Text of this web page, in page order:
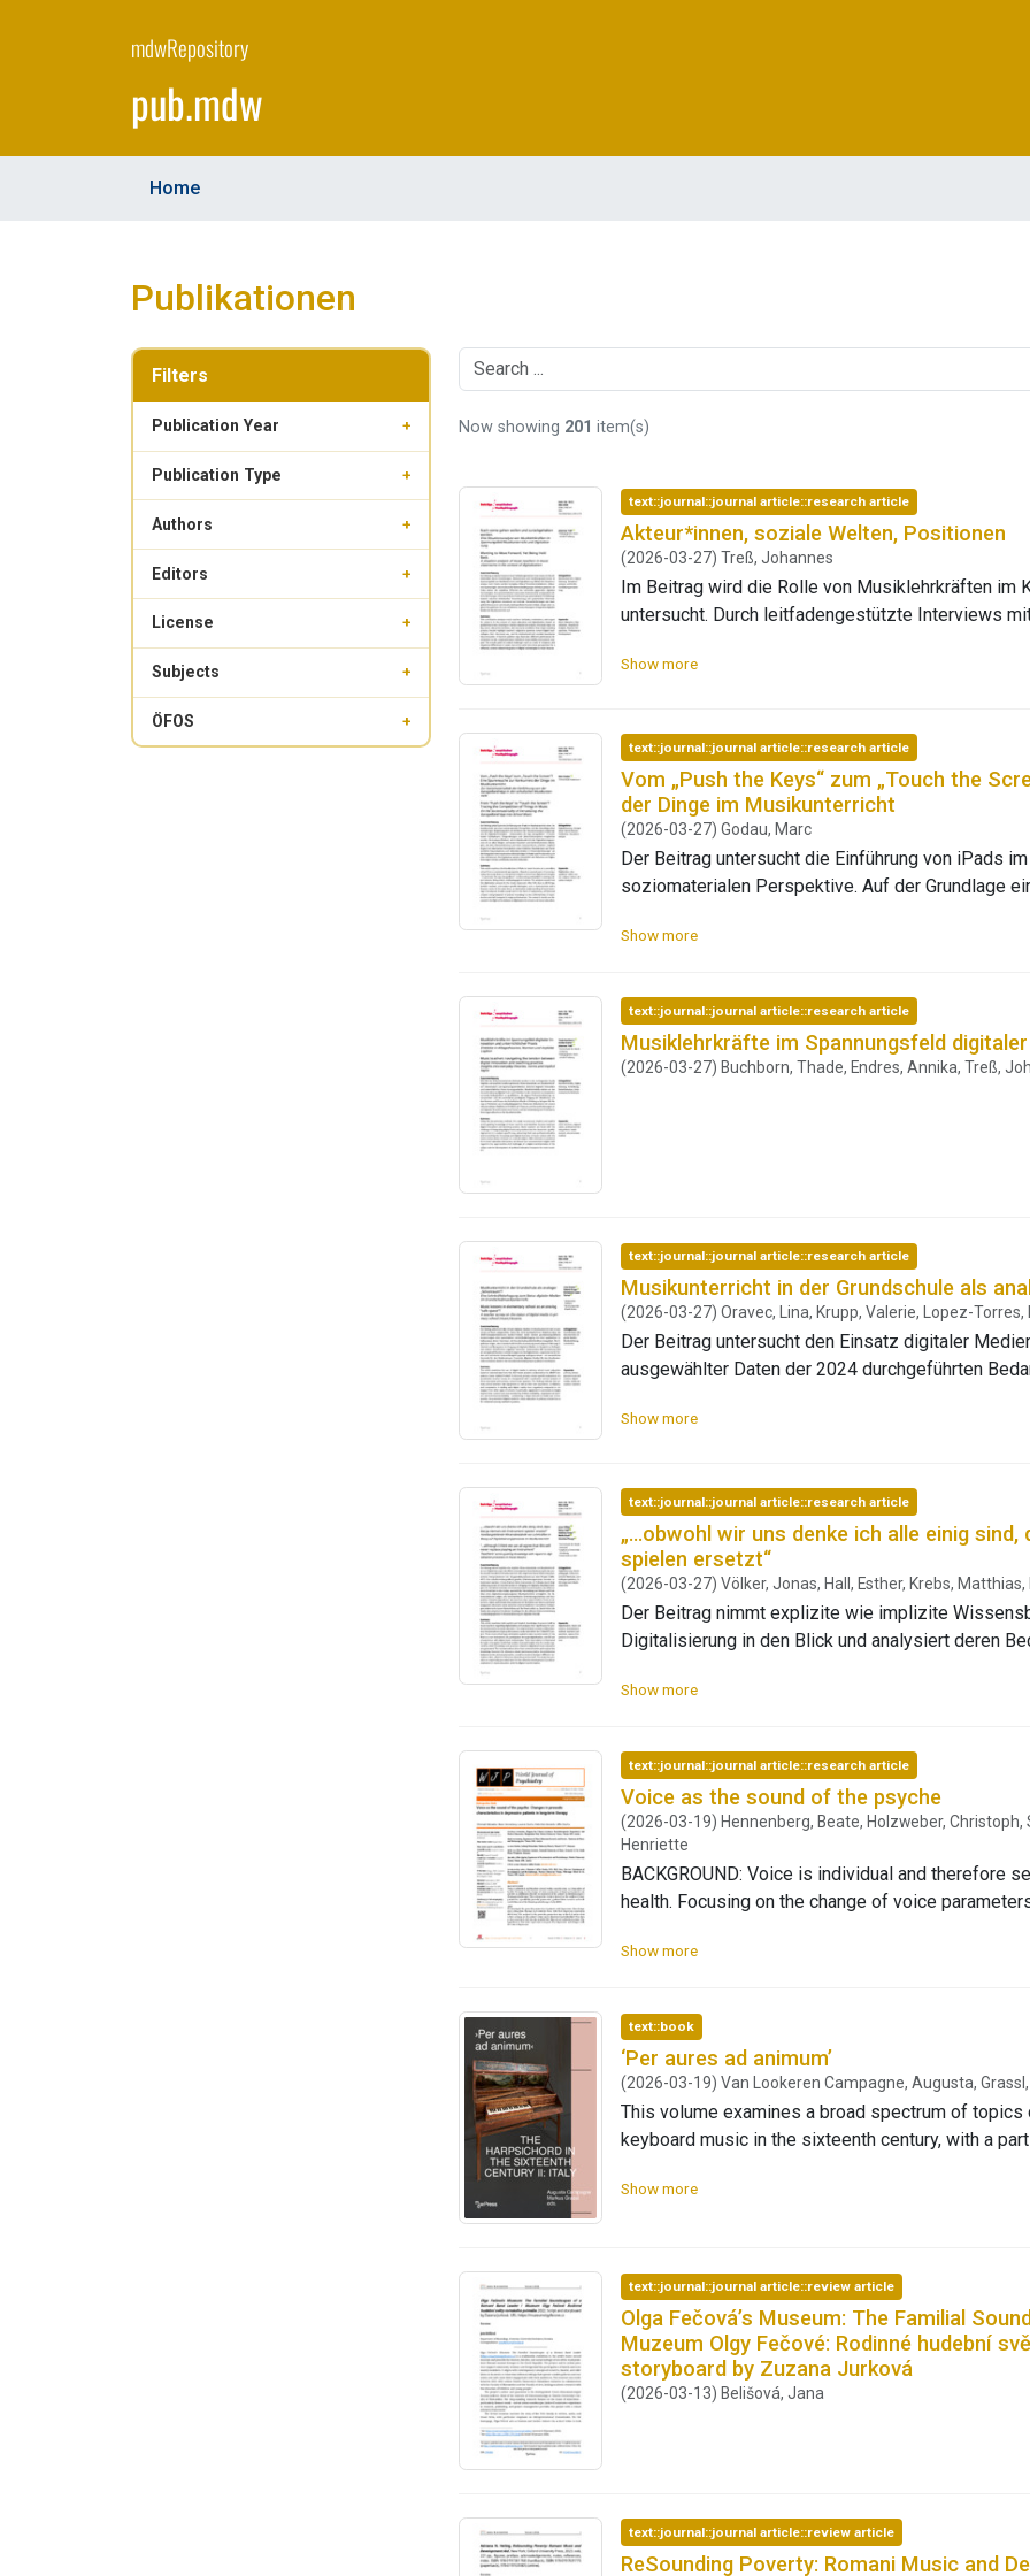
mdwRepository
pub.mdw
Home
Publikationen
Filters
Publication Year +
Publication Type +
Authors +
Editors +
License +
Subjects +
ÖFOS +
Now showing 201 item(s)
text::journal::journal article::research article
Akteur*innen, soziale Welten, Positionen
(2026-03-27) Treß, Johannes
Im Beitrag wird die Rolle von Musiklehrkräften
untersucht. Durch leitfadengestützte Interviews
sichtbar gemacht. Die Ergebnisse zeigen
pragmatischer Tool-Nutzung und didaktisch-
individueller Eigenverantwortung und
Positionsmap systematisiert Fortbildungsbedarfe
für differenzierte Fortbildungskonzepte, die auf
zugeschnitten sind.
Show more
text::journal::journal article::research article
Vom „Push the Keys“ zum „Touch the
der Dinge im Musikunterricht
(2026-03-27) Godau, Marc
Der Beitrag untersucht die Einführung von iPads im Musikunterricht einer Sekundarschule aus einer
soziomaterialen Perspektive. Auf der Grundlage
– in bestehende Fachkulturen, Dingordnungen und
vertrauten Routinen und fachimmanenten
Liveness-Norm, scheitert. Zugleich ergänzt ein
Musiklernens das handwerkliche Reproduzieren
um die Klangarbeit beim explorativ-
Show more
text::journal::journal article::research article
Musiklehrkräfte im Spannungsfeld
(2026-03-27) Buchborn, Thade, Endres, Annika, Treß,
text::journal::journal article::research article
Musikunterricht in der Grundschule als
(2026-03-27) Oravec, Lina, Krupp, Valerie, Lopez-Torres,
Der Beitrag untersucht den Einsatz digitaler Medien im Musikunterricht der Grundschule
ausgewählter Daten der 2024 durchgeführten
Lehrkräftebefragung mit einer qualitativen
im Vergleich zu Kolleg:innen anderer Schulformen
Ausstattung wird als wenig beeinflussbar und
Hürden und technische Unzuverlässigkeit geprägt
für den Medieneinsatz. Potentiale digitaler
Grundschule bislang kaum praktisch erschlossen.
Show more
text::journal::journal article::research article
„…obwohl wir uns denke ich alle einig
spielen ersetzt“
(2026-03-27) Völker, Jonas, Hall, Esther, Krebs,
Der Beitrag nimmt explizite wie implizite
Digitalisierung in den Blick und analysiert deren
Gruppendiskussionen aus dem Projekt
durch Digitalisierung sowie (3) Unerfahrenheit im
Verhältnis wird über ein Dreiecksmodell
modus operandi der Herstellung von Wissen und
Musikunterrichts ermöglicht. Die
Orientierungschemata und konjunktive
Praxis strukturieren. Dabei auftretende
Handlungspraxis einerseits sowie zwischen
andererseits lassen Rückschlüsse auf die Praxis
Show more
text::journal::journal article::research article
Voice as the sound of the psyche
(2026-03-19) Hennenberg, Beate, Holzweber,
Henriette
BACKGROUND: Voice is individual and therefore
health. Focusing on the change of voice
retrospective study is focused on the analysis of
(MPS). AIM: To investigate the prosodic
a long-term therapy and correlate them with Beck
the prosodic parameters aims to find, if and to
discovered and identified. This data is then
individual patient. The hypothesis is that voice
with the state of depression.
Show more
text::book
‘Per aures ad animum’
(2026-03-19) Van Lookeren Campagne, Augusta,
This volume examines a broad spectrum of
keyboard music in the sixteenth century, with a
theory, iconography, as well as the cultural and
in the Sixteenth Century (mdwPress 2024).
Show more
text::journal::journal article::review article
Olga Fečová’s Museum: The Familial
Muzeum Olgy Fečové: Rodinné hudební
storyboard by Zuzana Jurková
(2026-03-13) Belišová, Jana
text::journal::journal article::review article
ReSounding Poverty: Romani Music and